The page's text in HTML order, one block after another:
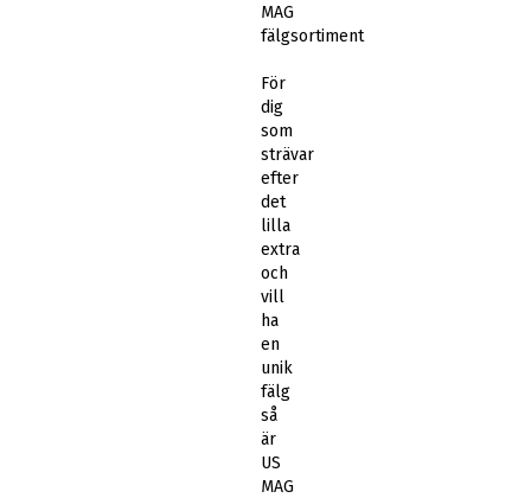
MAG
fälgsortiment
För
dig
som
strävar
efter
det
lilla
extra
och
vill
ha
en
unik
fälg
så
är
US
MAG